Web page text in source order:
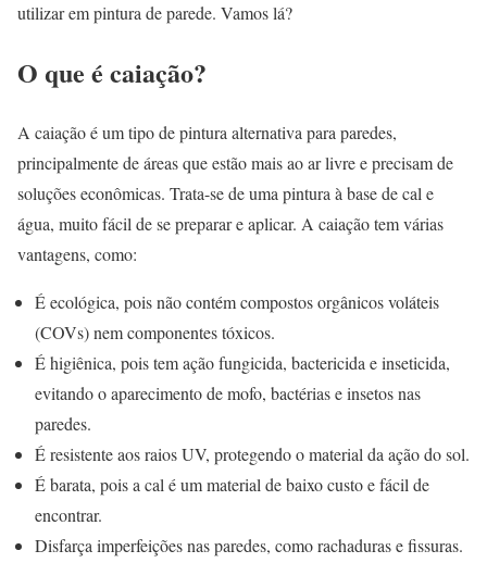
utilizar em pintura de parede. Vamos lá?
O que é caiação?
A caiação é um tipo de pintura alternativa para paredes,
principalmente de áreas que estão mais ao ar livre e precisam de
soluções econômicas. Trata-se de uma pintura à base de cal e
água, muito fácil de se preparar e aplicar. A caiação tem várias
vantagens, como:
É ecológica, pois não contém compostos orgânicos voláteis
(COVs) nem componentes tóxicos.
É higiênica, pois tem ação fungicida, bactericida e inseticida,
evitando o aparecimento de mofo, bactérias e insetos nas
paredes.
É resistente aos raios UV, protegendo o material da ação do sol.
É barata, pois a cal é um material de baixo custo e fácil de
encontrar.
Disfarça imperfeições nas paredes, como rachaduras e fissuras.